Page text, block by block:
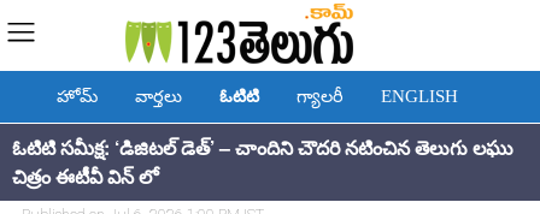
హోమ్ వార్తలు ఓటిటి గ్యాలరీ ENGLISH
ఓటిటి సమీక్ష: ‘డిజిటల్ డెత్’ – చాందిని చౌదరి నటించిన తెలుగు లఘు
చిత్రం ఈటీవీ విన్ లో